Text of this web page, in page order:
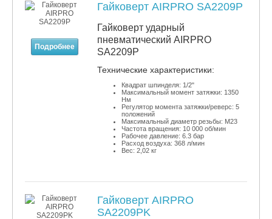
Подробнее
Гайковерт AIRPRO SA2209P
Гайковерт ударный
пневматический AIRPRO
SA2209P
​Технические характеристики:
Квадрат шпинделя: 1/2"
Максимальный момент затяжки: 1350
Нм
Регулятор момента затяжки/реверс: 5
положений
Максимальный диаметр резьбы: М23
Частота вращения: 10 000 об/мин
Рабочее давление: 6.3 бар
Расход воздуха: 368 л/мин
Вес: 2,02 кг
Гайковерт AIRPRO
SA2209PK